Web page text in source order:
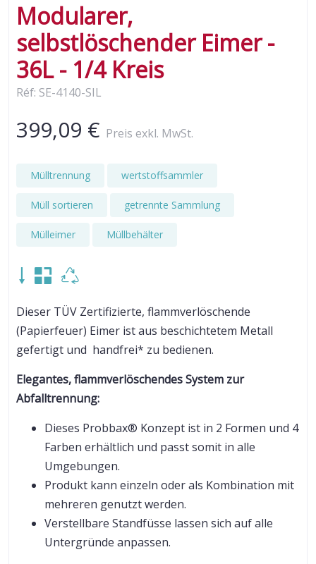
Modularer,
selbstlöschender Eimer -
36L - 1/4 Kreis
Réf: SE-4140-SIL
399,09 € Preis exkl. MwSt.
Mülltrennung wertstoffsammler
Müll sortieren getrennte Sammlung
Mülleimer Müllbehälter
Dieser TÜV Zertifizierte, flammverlöschende
(Papierfeuer) Eimer ist aus beschichtetem Metall
gefertigt und handfrei* zu bedienen.
Elegantes, flammverlöschendes System zur
Abfalltrennung:
Dieses Probbax® Konzept ist in 2 Formen und 4
Farben erhältlich und passt somit in alle
Umgebungen.
Produkt kann einzeln oder als Kombination mit
mehreren genutzt werden.
Verstellbare Standfüsse lassen sich auf alle
Untergründe anpassen.